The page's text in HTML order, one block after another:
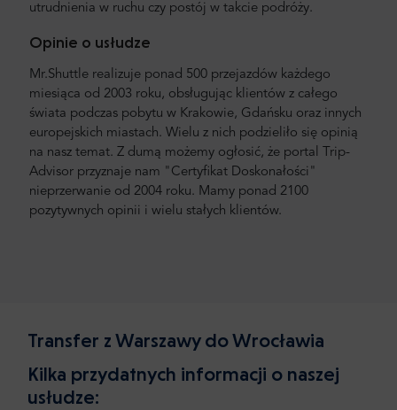
utrudnienia w ruchu czy postój w takcie podróży.
Opinie o usłudze
Mr.Shuttle realizuje ponad 500 przejazdów każdego
miesiąca od 2003 roku, obsługując klientów z całego
świata podczas pobytu w Krakowie, Gdańsku oraz innych
europejskich miastach. Wielu z nich podzieliło się opinią
na nasz temat. Z dumą możemy ogłosić, że portal Trip-
Advisor przyznaje nam "Certyfikat Doskonałości"
nieprzerwanie od 2004 roku. Mamy ponad 2100
pozytywnych opinii i wielu stałych klientów.
Transfer z Warszawy do Wrocławia
Kilka przydatnych informacji o naszej
usłudze: